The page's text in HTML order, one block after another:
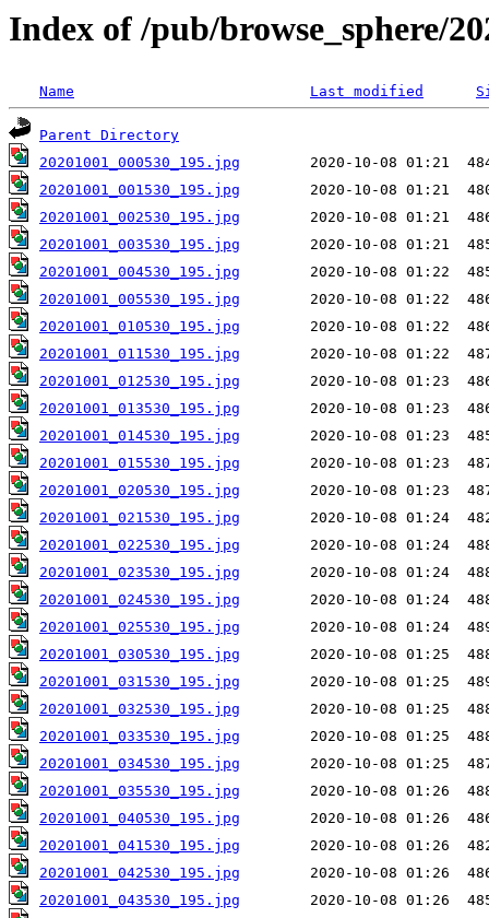
Index of /pub/browse_sphere/
Name Last modified
Parent Directory
20201001_000530_195.jpg
20201001_001530_195.jpg
20201001_002530_195.jpg
20201001_003530_195.jpg
20201001_004530_195.jpg
20201001_005530_195.jpg
20201001_010530_195.jpg
20201001_011530_195.jpg
20201001_012530_195.jpg
20201001_013530_195.jpg
20201001_014530_195.jpg
20201001_015530_195.jpg
20201001_020530_195.jpg
20201001_021530_195.jpg
20201001_022530_195.jpg
20201001_023530_195.jpg
20201001_024530_195.jpg
20201001_025530_195.jpg
20201001_030530_195.jpg
20201001_031530_195.jpg
20201001_032530_195.jpg
20201001_033530_195.jpg
20201001_034530_195.jpg
20201001_035530_195.jpg
20201001_040530_195.jpg
20201001_041530_195.jpg
20201001_042530_195.jpg
20201001_043530_195.jpg